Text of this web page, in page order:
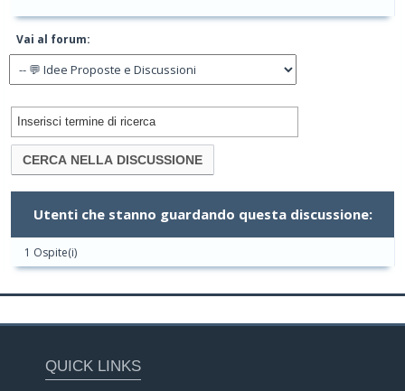
Vai al forum:
Utenti che stanno guardando questa discussione:
1 Ospite(i)
QUICK LINKS